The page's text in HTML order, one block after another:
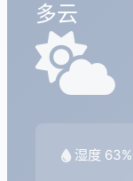
多云
湿度 63%